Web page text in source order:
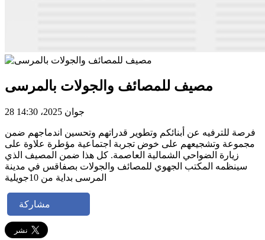
مصيف للمصائف والجولات بالمرسى
28 جوان 2025، 14:30
فرصة للترفيه عن أبنائكم وتطوير قدراتهم وتحسين اندماجهم ضمن
مجموعة وتشجيعهم على خوض تجربة اجتماعية مؤطرة علاوة على
زيارة الضواحي الشمالية العاصمة. كل هذا ضمن المصيف الذي
سينظمه المكتب الجهوي للمصائف والجولات بصفاقس في مدينة
المرسى بداية من 10جويلية
مشاركة